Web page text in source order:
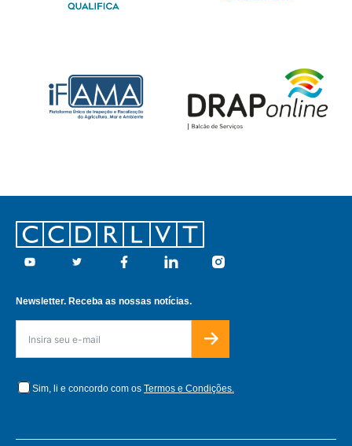
Footer
Youtube Twitter Facebook Linkedin Instagram
Newsletter. Receba as nossas notícias.
Sim, li e concordo com os Termos e Condições.